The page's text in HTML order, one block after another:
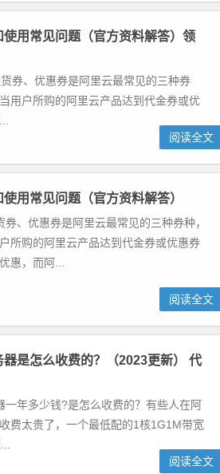
用常见问题（官方资料解答）领
券、优惠券是阿里云最常见的三种券
用户所购的阿里云产品达到代金券或优
阅读全文
用常见问题（官方资料解答）
、优惠券是阿里云最常见的三种券种，
所购的阿里云产品达到代金券或优惠券
惠，而阿...
阅读全文
是怎么收费的？（2023更新） 代
年多少钱?是怎么收费的？有些人在阿
费太贵了，一个最低配的1核1G1M带宽
阅读全文